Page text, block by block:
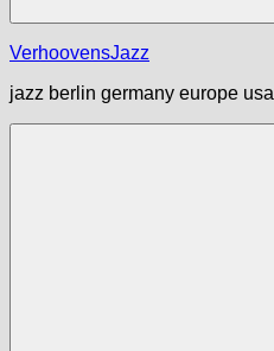
VerhoovensJazz
jazz berlin germany europe usa